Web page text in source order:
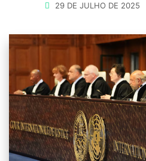
29 DE JULHO DE 2025